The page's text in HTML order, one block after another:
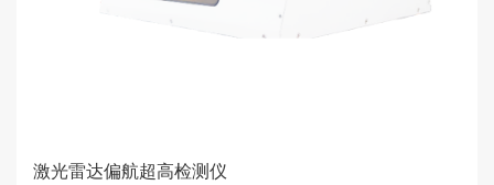
激光雷达偏航超高检测仪